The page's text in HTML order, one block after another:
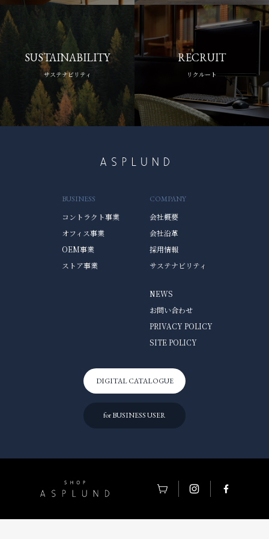
SUSTAINABILITY
サステナビリティ
RECRUIT
リクルート
BUSINESS
コントラクト事業
オフィス事業
OEM事業
ストア事業
COMPANY
会社概要
会社沿革
採用情報
サステナビリティ
NEWS
お問い合わせ
PRIVACY POLICY
SITE POLICY
DIGITAL CATALOGUE
for BUSINESS USER